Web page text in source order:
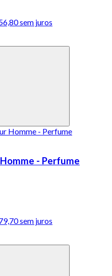
sem juros
- Perfume
sem juros